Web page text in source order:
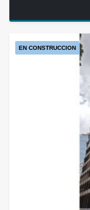
EN CONSTRUCCION